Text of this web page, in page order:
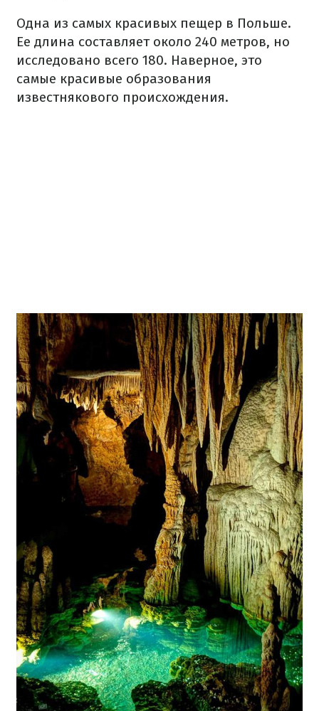
Одна из самых красивых пещер в Польше.
Ее длина составляет около 240 метров, но
исследовано всего 180. Наверное, это
самые красивые образования
известнякового происхождения.